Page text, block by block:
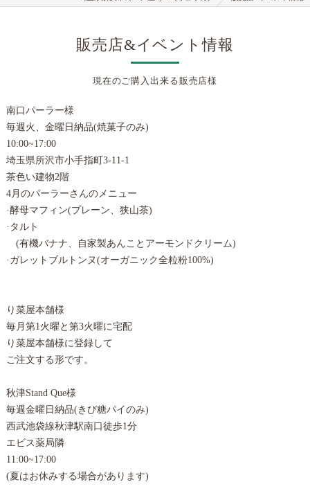
販売店&イベント情報
現在のご購入出来る販売店様
南口パーラー様
毎週火、金曜日納品(焼菓子のみ)
10:00~17:00
埼玉県所沢市小手指町3-11-1
茶色い建物2階
4月のパーラーさんのメニュー
·酵母マフィン(プレーン、狭山茶)
·タルト
(有機バナナ、自家製あんことアーモンドクリーム)
·ガレットブルトンヌ(オーガニック全粒粉100%)
り菜屋本舗様
毎月第1火曜と第3火曜に宅配
り菜屋本舗様に登録して
ご注文する形です。
秋津Stand Que様
毎週金曜日納品(きび糖パイのみ)
西武池袋線秋津駅南口徒歩1分
エビス薬局隣
11:00~17:00
(夏はお休みする場合があります)